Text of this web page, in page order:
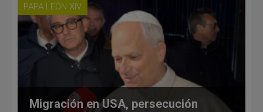
PAPA LEÓN XIV
Migración en USA, persecución